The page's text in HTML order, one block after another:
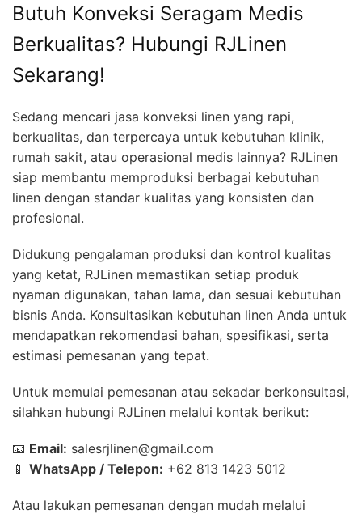
Butuh Konveksi Seragam Medis
Berkualitas? Hubungi RJLinen
Sekarang!
Sedang mencari jasa konveksi linen yang rapi,
berkualitas, dan terpercaya untuk kebutuhan klinik,
rumah sakit, atau operasional medis lainnya? RJLinen
siap membantu memproduksi berbagai kebutuhan
linen dengan standar kualitas yang konsisten dan
profesional.
Didukung pengalaman produksi dan kontrol kualitas
yang ketat, RJLinen memastikan setiap produk
nyaman digunakan, tahan lama, dan sesuai kebutuhan
bisnis Anda. Konsultasikan kebutuhan linen Anda untuk
mendapatkan rekomendasi bahan, spesifikasi, serta
estimasi pemesanan yang tepat.
Untuk memulai pemesanan atau sekadar berkonsultasi,
silahkan hubungi RJLinen melalui kontak berikut:
📧 Email: salesrjlinen@gmail.com
📱 WhatsApp / Telepon: +62 813 1423 5012
Atau lakukan pemesanan dengan mudah melalui